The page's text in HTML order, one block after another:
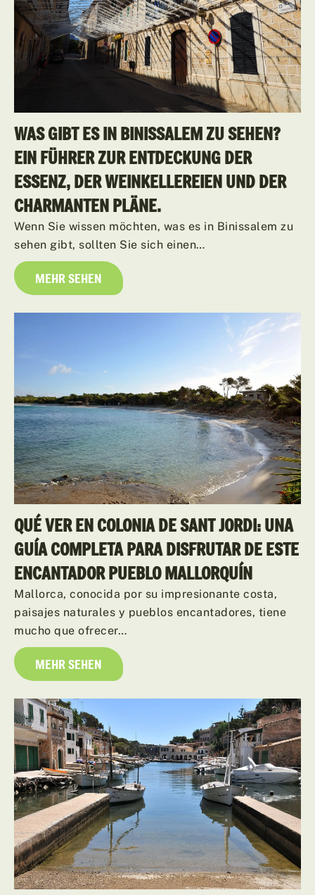
WAS GIBT ES IN BINISSALEM ZU SEHEN?
EIN FÜHRER ZUR ENTDECKUNG DER
ESSENZ, DER WEINKELLEREIEN UND DER
CHARMANTEN PLÄNE.
Wenn Sie wissen möchten, was es in Binissalem zu
sehen gibt, sollten Sie sich einen…
MEHR SEHEN
QUÉ VER EN COLONIA DE SANT JORDI: UNA
GUÍA COMPLETA PARA DISFRUTAR DE ESTE
ENCANTADOR PUEBLO MALLORQUÍN
Mallorca, conocida por su impresionante costa,
paisajes naturales y pueblos encantadores, tiene
mucho que ofrecer…
MEHR SEHEN